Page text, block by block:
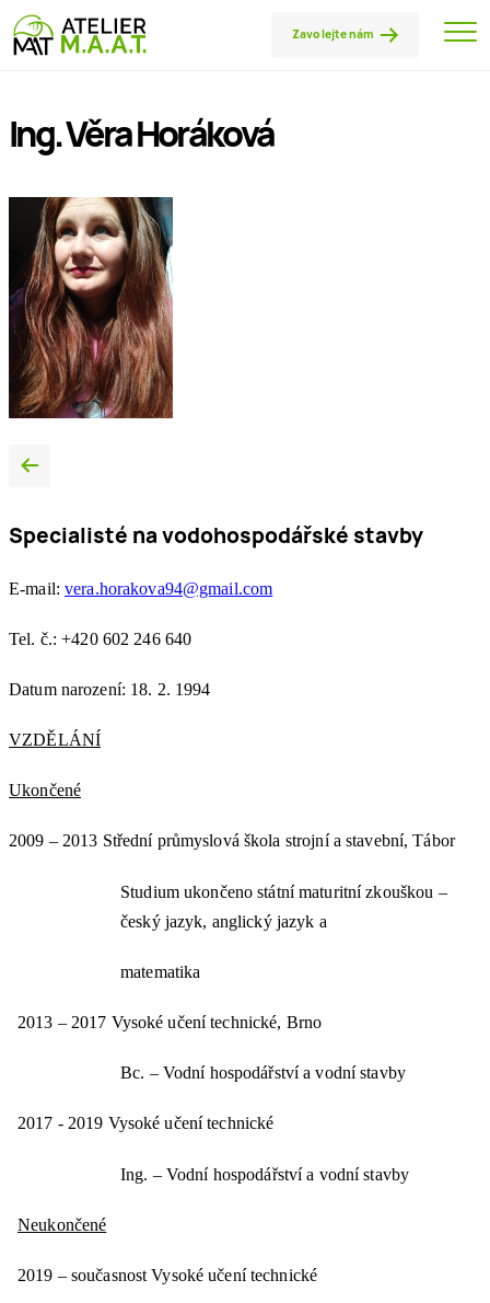
Zavolejte nám
Ing. Věra Horáková
Specialisté na vodohospodářské stavby
E-mail:vera.horakova94@gmail.com
Tel. č.: +420 602 246 640
Datum narození: 18. 2. 1994
VZDĚLÁNÍ
Ukončené
2009 – 2013 Střední průmyslová škola strojní a stavební, Tábor
Studium ukončeno státní maturitní zkouškou –
český jazyk, anglický jazyk a
matematika
2013 – 2017 Vysoké učení technické, Brno
Bc. – Vodní hospodářství a vodní stavby
2017 - 2019 Vysoké učení technické
Ing. – Vodní hospodářství a vodní stavby
Neukončené
2019 – současnost Vysoké učení technické